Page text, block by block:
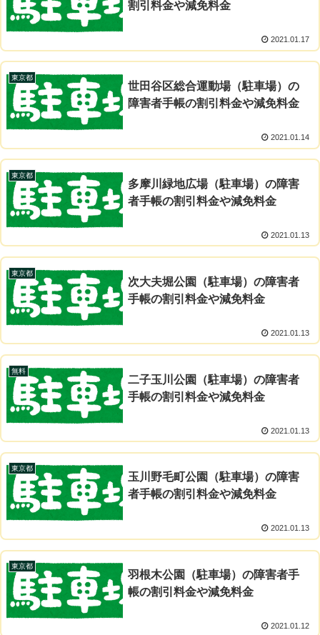
割引料金や減免料金
2021.01.17
東京都
世田谷区総合運動場（駐車場）の
障害者手帳の割引料金や減免料金
2021.01.14
東京都
多摩川緑地広場（駐車場）の障害
者手帳の割引料金や減免料金
2021.01.13
東京都
次大夫堀公園（駐車場）の障害者
手帳の割引料金や減免料金
2021.01.13
無料
二子玉川公園（駐車場）の障害者
手帳の割引料金や減免料金
2021.01.13
東京都
玉川野毛町公園（駐車場）の障害
者手帳の割引料金や減免料金
2021.01.13
東京都
羽根木公園（駐車場）の障害者手
帳の割引料金や減免料金
2021.01.12